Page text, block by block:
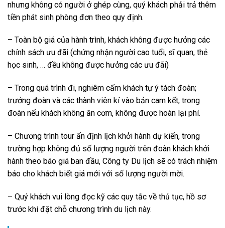
nhưng không có người ở ghép cùng, quý khách phải trả thêm
tiền phát sinh phòng đơn theo quy định.
– Toàn bộ giá của hành trình, khách không được hưởng các
chính sách ưu đãi (chứng nhận người cao tuổi, sĩ quan, thẻ
học sinh, … đều không được hưởng các ưu đãi)
– Trong quá trình đi, nghiêm cấm khách tự ý tách đoàn;
trưởng đoàn và các thành viên kí vào bản cam kết, trong
đoàn nếu khách không ăn cơm, không được hoàn lại phí.
– Chương trình tour ấn định lịch khởi hành dự kiến, trong
trường hợp không đủ số lượng người trên đoàn khách khởi
hành theo báo giá ban đầu, Công ty Du lịch sẽ có trách nhiệm
báo cho khách biết giá mới với số lượng người mời.
– Quý khách vui lòng đọc kỹ các quy tắc về thủ tục, hồ sơ
trước khi đặt chỗ chương trình du lịch này.